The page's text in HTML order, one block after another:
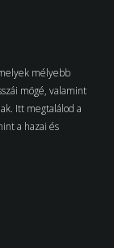
mélyebb
mögé, valamint
Itt megtalálod a
a hazai és